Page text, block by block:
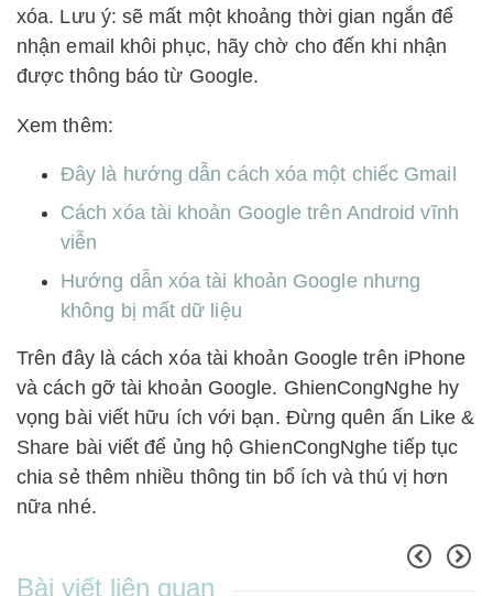
xóa. Lưu ý: sẽ mất một khoảng thời gian ngắn để
nhận email khôi phục, hãy chờ cho đến khi nhận
được thông báo từ Google.
Xem thêm:
Đây là hướng dẫn cách xóa một chiếc Gmail
Cách xóa tài khoản Google trên Android vĩnh
viễn
Hướng dẫn xóa tài khoản Google nhưng
không bị mất dữ liệu
Trên đây là cách xóa tài khoản Google trên iPhone
và cách gỡ tài khoản Google. GhienCongNghe hy
vọng bài viết hữu ích với bạn. Đừng quên ấn Like &
Share bài viết để ủng hộ GhienCongNghe tiếp tục
chia sẻ thêm nhiều thông tin bổ ích và thú vị hơn
nữa nhé.
Bài viết liên quan